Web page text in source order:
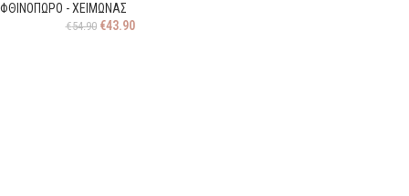
ΦΘΙΝΟΠΩΡΟ - ΧΕΙΜΩΝΑΣ
€54.90 €43.90